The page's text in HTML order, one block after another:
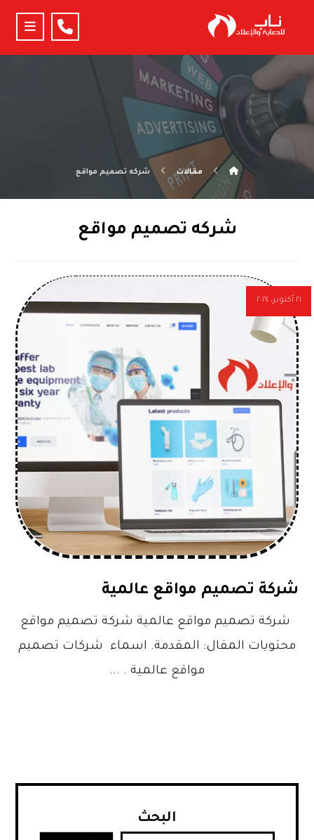
مقالات شركه تصميم مواقع
شركه تصميم مواقع
شركة تصميم مواقع عالمية
٢١ أكتوبر، ٢٠٢٤
شركة تصميم مواقع عالمية شركة تصميم مواقع
محتويات المقال: المقدمة. اسماء شركات تصميم
مواقع عالمية . ...
البحث